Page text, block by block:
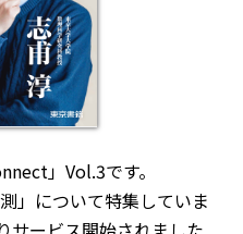
」Vol.3です。
」について特集していま